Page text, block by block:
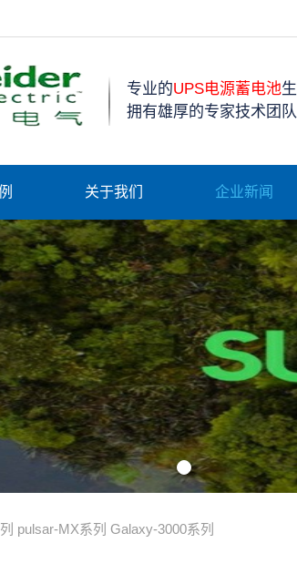
专业的UPS电源蓄电池
拥有雄厚的专家技术团
关于我们 企业新闻
pulsar-MX系列 Galaxy-3000系列